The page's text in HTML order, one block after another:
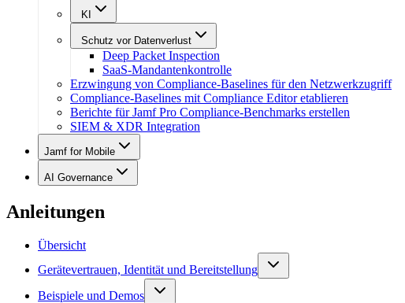
KI
Schutz vor Datenverlust
Deep Packet Inspection
SaaS-Mandantenkontrolle
Erzwingung von Compliance-Baselines für den Netzwerkzugriff
Compliance-Baselines mit Compliance Editor etablieren
Berichte für Jamf Pro Compliance-Benchmarks erstellen
SIEM & XDR Integration
Jamf for Mobile
AI Governance
Anleitungen
Übersicht
Gerätevertrauen, Identität und Bereitstellung
Beispiele und Demos